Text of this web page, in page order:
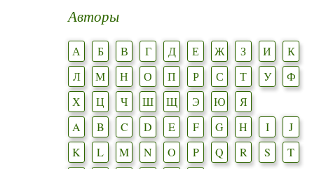
Авторы
А Б В Г Д Е Ж З И
К
Л
М Н О П Р С Т У
Ф
Х
Ц Ч Ш Щ Э Ю
Я
A
B C D E F G H I
J
K
L M N O P Q R S
T